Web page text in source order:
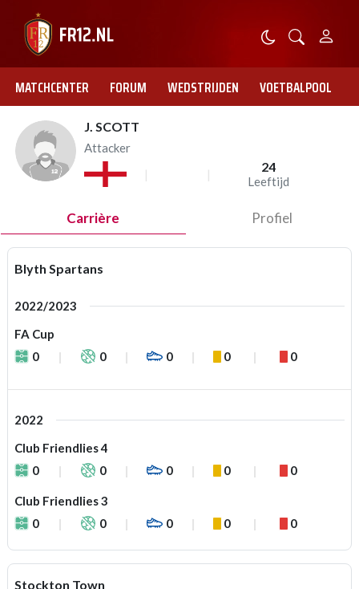
MATCHCENTER FORUM WEDSTRIJDEN VOETBALPOOL
J. SCOTT
Attacker
24
Leeftijd
Carrière Profiel
Blyth Spartans
2022/2023
FA Cup
0
0 0 0 0
2022
Club Friendlies 4
0
0 0 0 0
Club Friendlies 3
0
0 0 0 0
Stockton Town